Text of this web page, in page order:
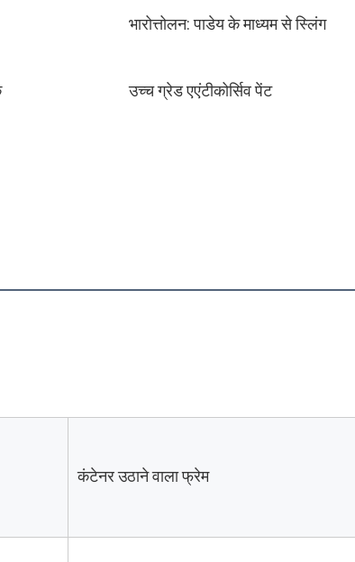
भारोत्तोलन: पाडेय के माध्यम से स्लिंग
उच्च ग्रेड एएंटीकोर्सिव पेंट
कंटेनर उठाने वाला फ्रेम